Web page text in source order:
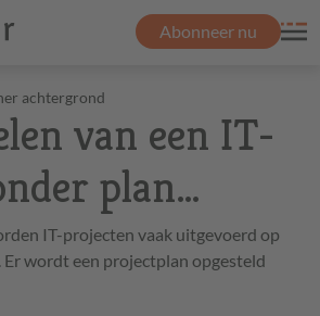
Abonneer nu
achtergrond
van een IT-
plan…
IT-projecten vaak uitgevoerd op
wordt een projectplan opgesteld